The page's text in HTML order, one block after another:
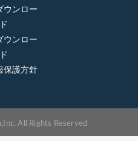
ウンロー
ド
ウンロー
ド
保護方針
All Rights Reserved